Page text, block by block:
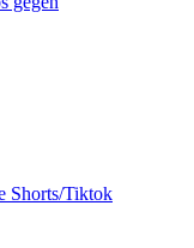
Shorts/Tiktok